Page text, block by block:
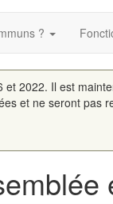
?
2022. Il est
et ne seront pas